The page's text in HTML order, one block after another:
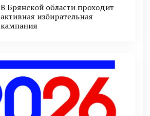
В Брянской области проходит
активная избирательная
кампания